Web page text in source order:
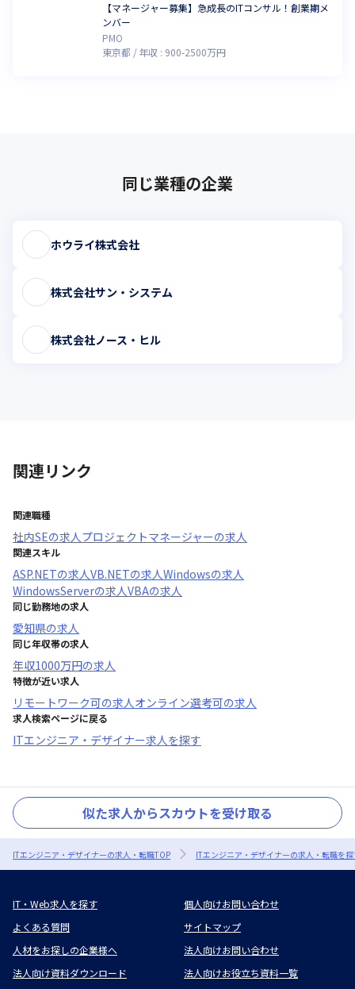
【マネージャー募集】急成長のITコンサル！創業期メ
ンバー
PMO
東京都
年収 : 900-2500万円
同じ業種の企業
ホウライ株式会社
株式会社サン・システム
株式会社ノース・ヒル
関連リンク
関連職種
社内SEの求人プロジェクトマネージャーの求人
関連スキル
ASP.NETの求人VB.NETの求人Windowsの求人
WindowsServerの求人VBAの求人
同じ勤務地の求人
愛知県の求人
同じ年収帯の求人
年収1000万円の求人
特徴が近い求人
リモートワーク可の求人オンライン選考可の求人
求人検索ページに戻る
ITエンジニア・デザイナー求人を探す
似た求人からスカウトを受け取る
ITエンジニア・デザイナーの求人・転職TOP ITエンジニア・デザイナーの求人・転職を
IT・Web求人を探す
個人向けお問い合わせ
よくある質問
サイトマップ
人材をお探しの企業様へ
法人向けお問い合わせ
法人向け資料ダウンロード
法人向けお役立ち資料一覧